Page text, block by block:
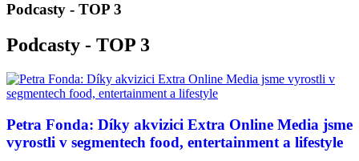
Podcasty - TOP 3
Podcasty - TOP 3
Petra Fonda: Díky akvizici Extra Online Media jsme
vyrostli v segmentech food, entertainment a lifestyle